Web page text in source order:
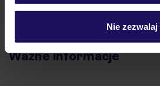
Nie zezwalaj
Atrakcje
Ważne informacje